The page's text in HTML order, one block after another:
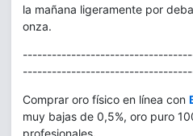
la mañana ligeramente por
onza.
Comprar oro físico en línea con
muy bajas de 0,5%, oro puro
profesionales.